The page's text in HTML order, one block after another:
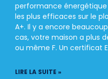
performance énergétique
les plus efficaces sur le
A+. Il y a encore
cas, votre maison a plus
ou même F. Un certificat
LIRE LA SUITE »